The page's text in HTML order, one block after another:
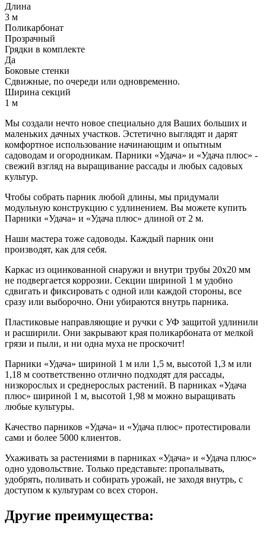
Длина
3 м
Поликарбонат
Прозрачный
Грядки в комплекте
Да
Боковые стенки
Сдвижные, по очереди или одновременно.
Ширина секций
1 м
Мы создали нечто новое специально для Ваших больших и
маленьких дачных участков. Эстетично выглядят и дарят
комфортное использование начинающим и опытным
садоводам и огородникам. Парники «Удача» и «Удача плюс» -
свежий взгляд на выращивание рассады и любых садовых
культур.
Чтобы собрать парник любой длины, мы придумали
модульную конструкцию с удлинением. Вы можете купить
Парники «Удача» и «Удача плюс» длиной от 2 м.
Наши мастера тоже садоводы. Каждый парник они
производят, как для себя.
Каркас из оцинкованной снаружи и внутри трубы 20х20 мм
не подвергается коррозии. Секции шириной 1 м удобно
сдвигать и фиксировать с одной или каждой стороны, все
сразу или выборочно. Они убираются внутрь парника.
Пластиковые направляющие и ручки с УФ защитой удлинили
и расширили. Они закрывают края поликарбоната от мелкой
грязи и пыли, и ни одна муха не проскочит!
Парники «Удача» шириной 1 м или 1,5 м, высотой 1,3 м или
1,18 м соответственно отлично подходят для рассады,
низкорослых и среднерослых растений. В парниках «Удача
плюс» шириной 1 м, высотой 1,98 м можно выращивать
любые культуры.
Качество парников «Удача» и «Удача плюс» протестировали
сами и более 5000 клиентов.
Ухаживать за растениями в парниках «Удача» и «Удача плюс»
одно удовольствие. Только представьте: пропалывать,
удобрять, поливать и собирать урожай, не заходя внутрь, с
доступом к культурам со всех сторон.
Другие преимущества: